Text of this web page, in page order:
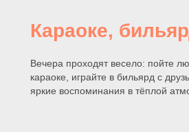
Караоке,
Вечера проходят весело: пойте
караоке, играйте в бильярд с
яркие воспоминания в тёплой